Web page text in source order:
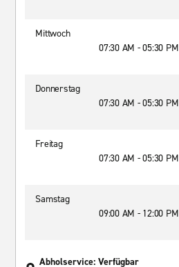
Mittwoch
07:30 AM - 05:30 PM
Donnerstag
07:30 AM - 05:30 PM
Freitag
07:30 AM - 05:30 PM
Samstag
09:00 AM - 12:00 PM
Abholservice: Verfügbar